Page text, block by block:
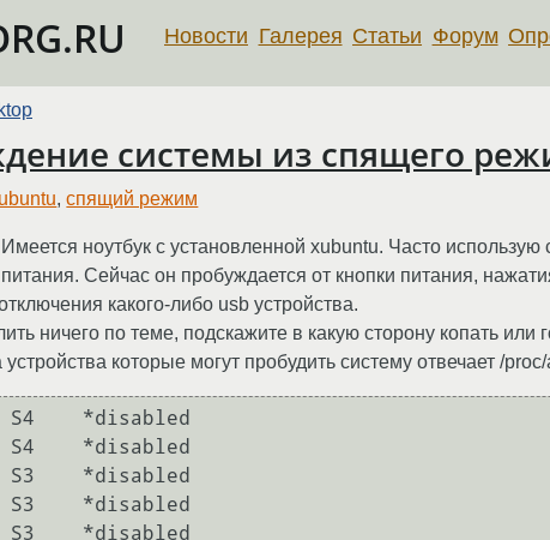
Новости Галерея Статьи Форум
системы из спящего
,спящий режим
ноутбук с установленной xubuntu. Часто
питания. Сейчас он пробуждается от кнопки питания,
какого-либо usb устройства.
ничего по теме, подскажите в какую сторону копать или
устройства которые могут пробудить систему отвечает /